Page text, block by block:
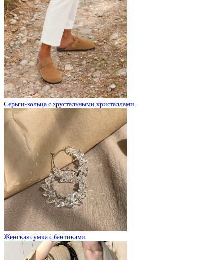
Серьги-кольца с хрустальными кристаллами
Женская сумка с бантиками